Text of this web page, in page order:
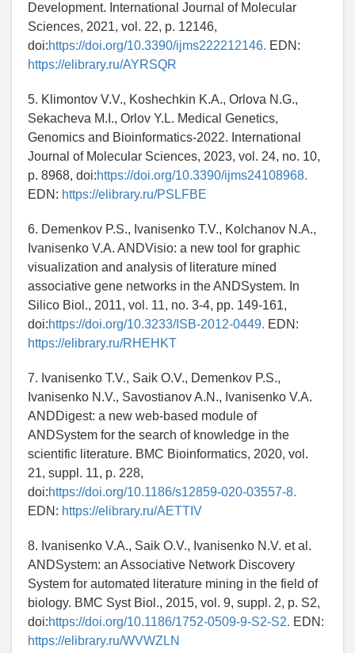
Development. International Journal of Molecular
Sciences, 2021, vol. 22, p. 12146,
doi:https://doi.org/10.3390/ijms222212146. EDN:
https://elibrary.ru/AYRSQR
5. Klimontov V.V., Koshechkin K.A., Orlova N.G.,
Sekacheva M.I., Orlov Y.L. Medical Genetics,
Genomics and Bioinformatics-2022. International
Journal of Molecular Sciences, 2023, vol. 24, no. 10,
p. 8968, doi:https://doi.org/10.3390/ijms24108968.
EDN: https://elibrary.ru/PSLFBE
6. Demenkov P.S., Ivanisenko T.V., Kolchanov N.A.,
Ivanisenko V.A. ANDVisio: a new tool for graphic
visualization and analysis of literature mined
associative gene networks in the ANDSystem. In
Silico Biol., 2011, vol. 11, no. 3-4, pp. 149-161,
doi:https://doi.org/10.3233/ISB-2012-0449. EDN:
https://elibrary.ru/RHEHKT
7. Ivanisenko T.V., Saik O.V., Demenkov P.S.,
Ivanisenko N.V., Savostianov A.N., Ivanisenko V.A.
ANDDigest: a new web-based module of
ANDSystem for the search of knowledge in the
scientific literature. BMC Bioinformatics, 2020, vol.
21, suppl. 11, p. 228,
doi:https://doi.org/10.1186/s12859-020-03557-8.
EDN: https://elibrary.ru/AETTIV
8. Ivanisenko V.A., Saik O.V., Ivanisenko N.V. et al.
ANDSystem: an Associative Network Discovery
System for automated literature mining in the field of
biology. BMC Syst Biol., 2015, vol. 9, suppl. 2, p. S2,
doi:https://doi.org/10.1186/1752-0509-9-S2-S2. EDN:
https://elibrary.ru/WVWZLN